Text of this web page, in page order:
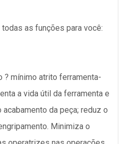
as funções para você:
? mínimo atrito ferramenta-
a vida útil da ferramenta e
da peça; reduz o
Minimiza o